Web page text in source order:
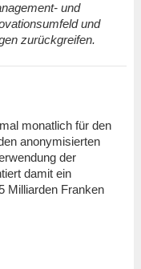
und
und
zurückgreifen.
monatlich für den
anonymisierten
der
damit ein
Milliarden Franken